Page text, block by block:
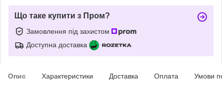
Що таке купити з Пром?
Замовлення під захистом
Доступна доставка
Опис Характеристики Доставка Оплата Умови